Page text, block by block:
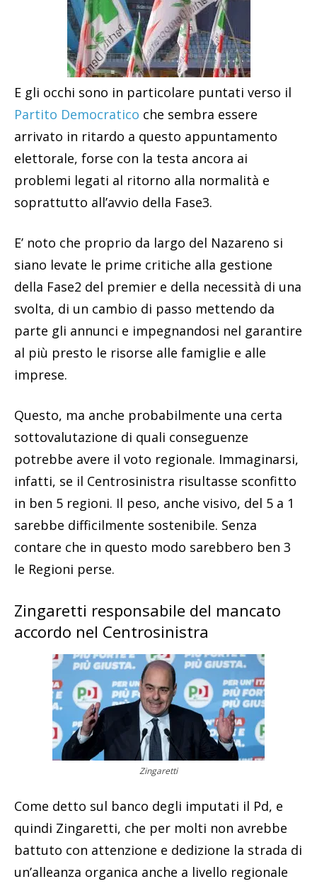
E gli occhi sono in particolare puntati verso il
Partito Democratico che sembra essere
arrivato in ritardo a questo appuntamento
elettorale, forse con la testa ancora ai
problemi legati al ritorno alla normalità e
soprattutto all’avvio della Fase3.
E’ noto che proprio da largo del Nazareno si
siano levate le prime critiche alla gestione
della Fase2 del premier e della necessità di una
svolta, di un cambio di passo mettendo da
parte gli annunci e impegnandosi nel garantire
al più presto le risorse alle famiglie e alle
imprese.
Questo, ma anche probabilmente una certa
sottovalutazione di quali conseguenze
potrebbe avere il voto regionale. Immaginarsi,
infatti, se il Centrosinistra risultasse sconfitto
in ben 5 regioni. Il peso, anche visivo, del 5 a 1
sarebbe difficilmente sostenibile. Senza
contare che in questo modo sarebbero ben 3
le Regioni perse.
Zingaretti responsabile del mancato
accordo nel Centrosinistra
Zingaretti
Come detto sul banco degli imputati il Pd, e
quindi Zingaretti, che per molti non avrebbe
battuto con attenzione e dedizione la strada di
un’alleanza organica anche a livello regionale